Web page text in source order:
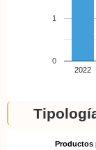
2022
0
1
Productos